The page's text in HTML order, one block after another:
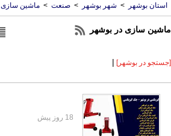
استان بوشهر > شهر بوشهر > صنعت > ماشین سازی
ماشین سازی در بوشهر
[جستجو در بوشهر] |
18 روز پیش